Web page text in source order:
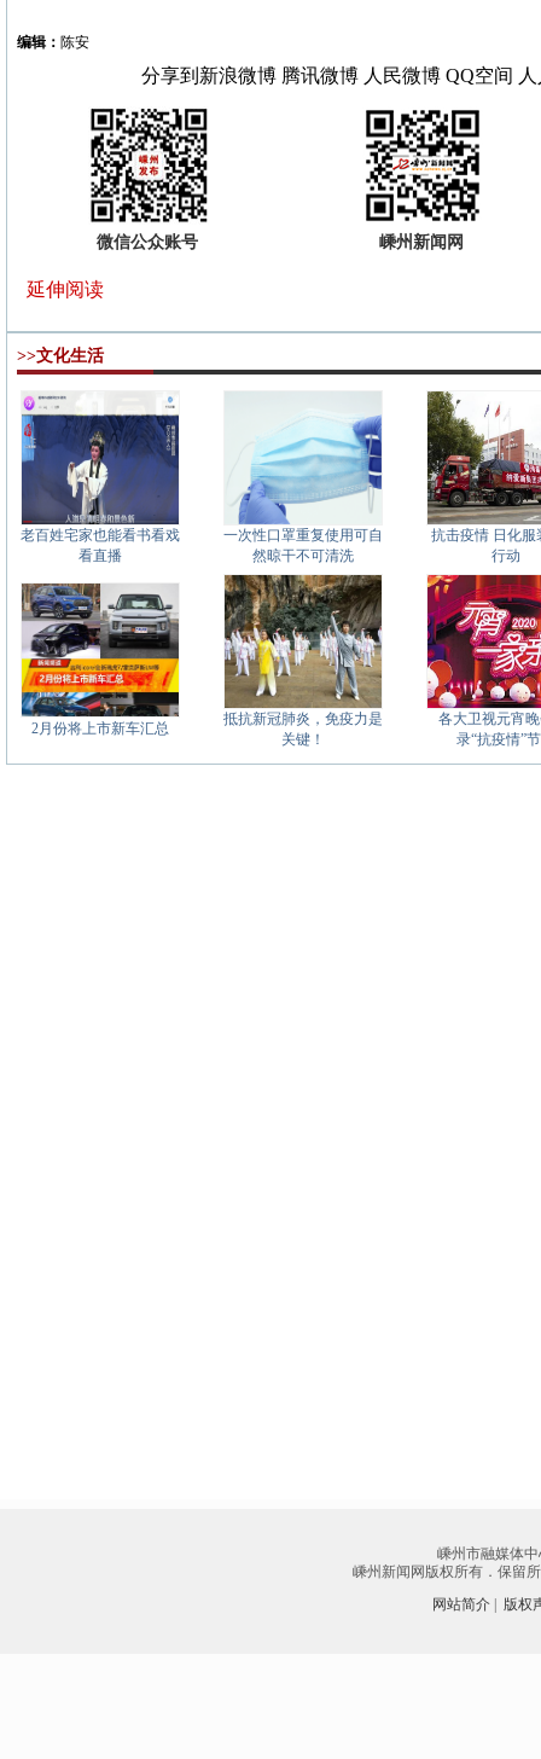
编辑： 陈安
分享到 新浪微博 腾讯微博 人民微博 QQ空间
微信公众账号 嵊州新闻网
延伸阅读
>>文化生活
老百姓宅家也能看书看戏
看直播
一次性口罩重复使用可自
然晾干不可清洗
抗击疫情 日化服
行动
2月份将上市新车汇总
抵抗新冠肺炎，免疫力是
关键！
各大卫视元宵
录“抗疫情”
嵊州市融媒体
嵊州新闻网版权所有．保留
网站简介
版权